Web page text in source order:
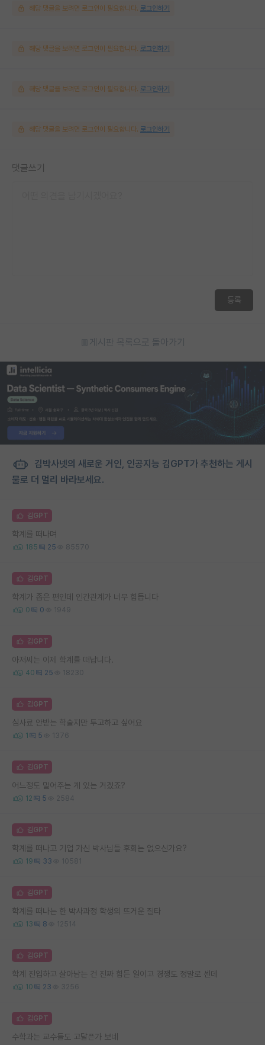
해당 댓글을 보려면 로그인이 필요합니다. 로그인하기
해당 댓글을 보려면 로그인이 필요합니다. 로그인하기
해당 댓글을 보려면 로그인이 필요합니다. 로그인하기
해당 댓글을 보려면 로그인이 필요합니다. 로그인하기
댓글쓰기
등록
게시판 목록으로 돌아가기
김박사넷의 새로운 거인, 인공지능 김GPT가 추천하는 게시
물로 더 멀리 바라보세요.
김GPT
학계를 떠나며
185 25 85570
김GPT
학계가 좁은 편인데 인간관계가 너무 힘듭니다
0 0 1949
김GPT
아저씨는 이제 학계를 떠납니다.
40 25 18230
김GPT
심사료 안받는 학술지만 투고하고 싶어요
1 5 1376
김GPT
어느정도 밀어주는 게 있는 거겠죠?
12 5 2584
김GPT
학계를 떠나고 기업 가신 박사님들 후회는 없으신가요?
19 33 10581
김GPT
학계를 떠나는 한 박사과정 학생의 뜨거운 질타
13 8 12514
김GPT
학계 진입하고 살아남는 건 진짜 힘든 일이고 경쟁도 정말로 센데
10 23 3256
김GPT
수학과는 교수들도 고달픈가 보네